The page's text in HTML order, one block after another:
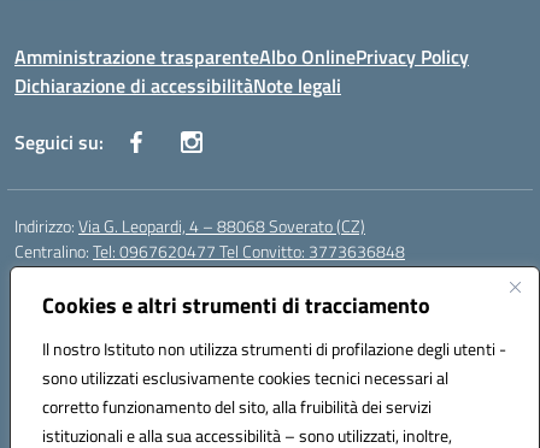
Cookies e altri strumenti di tracciamento
Il nostro Istituto non utilizza strumenti di profilazione degli utenti -
sono utilizzati esclusivamente cookies tecnici necessari al
corretto funzionamento del sito, alla fruibilità dei servizi
istituzionali e alla sua accessibilità – sono utilizzati, inoltre,
Amministrazione trasparenteAlbo OnlinePrivacy Policy
Dichiarazione di accessibilitàNote legali
Seguici su:
Indirizzo:Via G. Leopardi, 4 – 88068 Soverato (CZ)
Centralino:Tel: 0967620477 Tel Convitto: 3773636848
Email:
Posta elettronica certificata (PEC):czrh04000q@pec.istruzione.it
Codice fiscale: 84000690796
Codice meccanografico:CZRH04000Q
Codice Indice delle Pubbliche Amministrazioni (IPA): istsc_czrh04000q
Codice unico di fatturazione (CUF): UF9M13